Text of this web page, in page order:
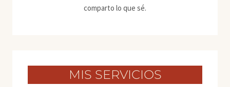
comparto lo que sé.
MIS SERVICIOS